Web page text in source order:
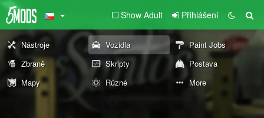
Show Adult Přihlášení
Nástroje Vozidla
Paint Jobs
Zbraně
Skripty
Postava
Mapy
Různé More